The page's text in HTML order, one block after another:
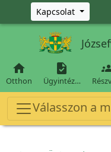
Ugrás a fő tartalomra
Kapcsolat

Otthon

Ügyintéz…
Válasszon a